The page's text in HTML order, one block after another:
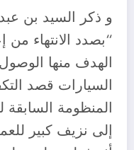
و ذكر السيد بن
“بصدد الانتهاء من
الهدف منها
السيارات قصد
المنظومة السابقة
إلى نزيف كبير